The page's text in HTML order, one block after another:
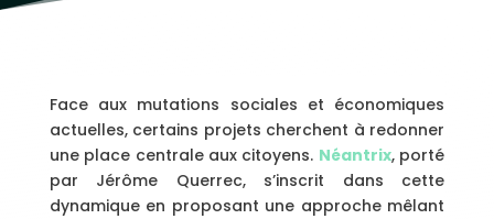
Face aux mutations sociales et économiques
actuelles, certains projets cherchent à redonner
une place centrale aux citoyens. Néantrix, porté
par Jérôme Querrec, s’inscrit dans cette
dynamique en proposant une approche mêlant